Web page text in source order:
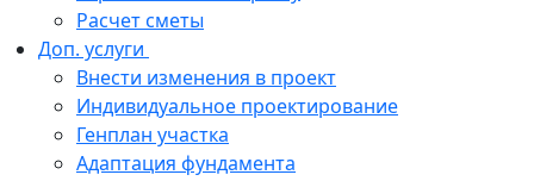
Расчет сметы
Доп. услуги
Внести изменения в проект
Индивидуальное проектирование
Генплан участка
Адаптация фундамента